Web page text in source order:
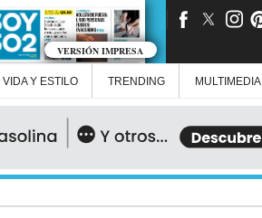
VERSIÓN IMPRESA
VIDA Y ESTILO TRENDING MULTIMEDIA